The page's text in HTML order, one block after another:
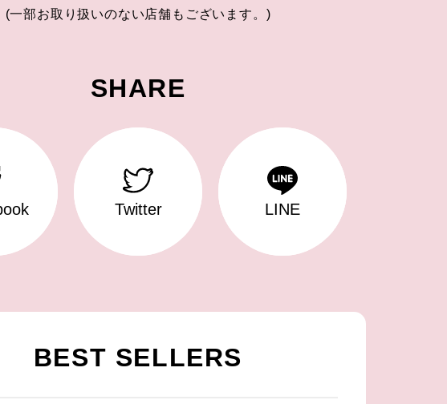
(一部お取り扱いのない店舗もございます。)
SHARE
Twitter LINE
BEST SELLERS